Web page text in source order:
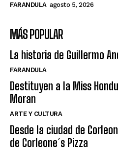
FARANDULA agosto 5, 2026
MÁS POPULAR
La historia de Guillermo
FARANDULA
Destituyen a la Miss
Moran
ARTE Y CULTURA
Desde la ciudad de
de Corleone´s Pizza